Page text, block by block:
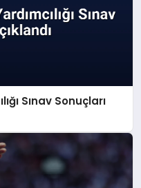
Sınav Sonuçları